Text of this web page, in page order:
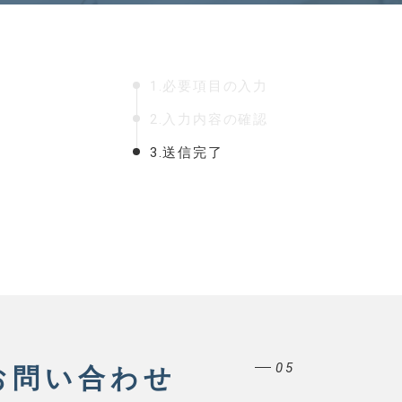
1.必要項目の入力
2.入力内容の確認
3.送信完了
05
問い合わせ